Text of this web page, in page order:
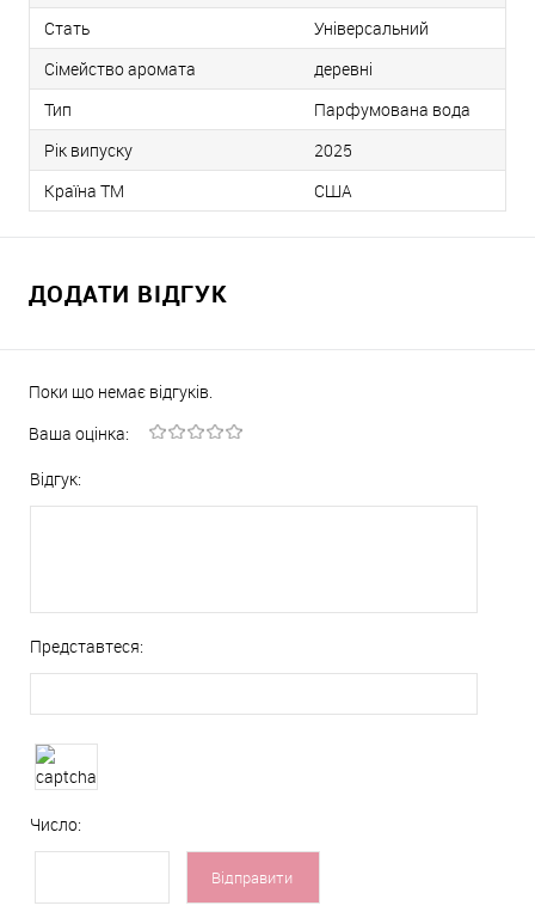
Стать
Універсальний
Сімейство аромата
деревні
Тип
Парфумована вода
Рік випуску
2025
Країна ТМ
США
ДОДАТИ ВІДГУК
Поки що немає відгуків.
Ваша оцінка:
Відгук:
Представтеся:
Число: